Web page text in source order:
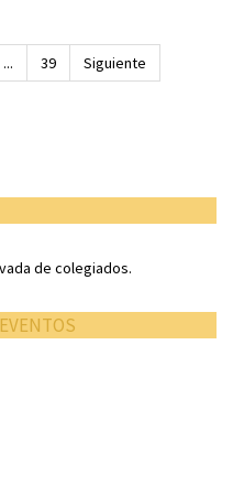
... 39 Siguiente
de colegiados.